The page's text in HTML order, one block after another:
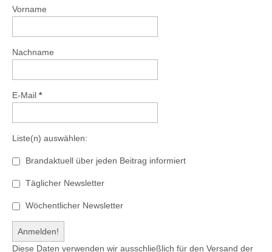
Vorname
Nachname
E-Mail *
Liste(n) auswählen:
Brandaktuell über jeden Beitrag informiert
Täglicher Newsletter
Wöchentlicher Newsletter
Diese Daten verwenden wir ausschließlich für den Versand der